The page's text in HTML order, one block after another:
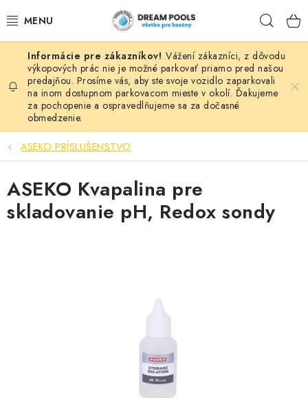
na
BAZÉNY
VÍRIVKY
ASEKO PRÍSLUŠENSTVO
NÁHRADNÉ DIELY
Vážení zákazníci, z dôvodu
výkopových prác nie je možné parkovať priamo pred našou
predajňou. Prosíme vás, aby ste svoje vozidlo zaparkovali
na inom dostupnom parkovacom mieste v okolí. Ďakujeme
za pochopenie a ospravedlňujeme sa za dočasné
obmedzenie.
ASEKO PRÍSLUŠENSTVO
ASEKO Kvapalina pre
skladovanie pH, Redox sondy